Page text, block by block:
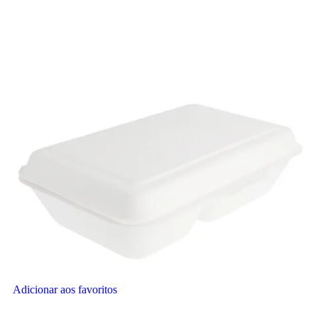
Adicionar aos favoritos